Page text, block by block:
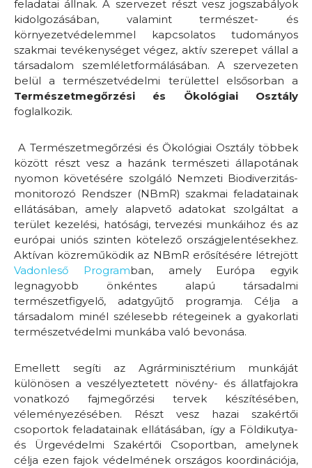
feladatai állnak. A szervezet részt vesz jogszabályok
kidolgozásában, valamint természet- és
környezetvédelemmel kapcsolatos tudományos
szakmai tevékenységet végez, aktív szerepet vállal a
társadalom szemléletformálásában. A szervezeten
belül a természetvédelmi területtel elsősorban a
Természetmegőrzési és Ökológiai Osztály
foglalkozik.
A Természetmegőrzési és Ökológiai Osztály többek
között részt vesz a hazánk természeti állapotának
nyomon követésére szolgáló Nemzeti Biodiverzitás-
monitorozó Rendszer (NBmR) szakmai feladatainak
ellátásában, amely alapvető adatokat szolgáltat a
terület kezelési, hatósági, tervezési munkáihoz és az
európai uniós szinten kötelező országjelentésekhez.
Aktívan közreműködik az NBmR erősítésére létrejött
Vadonleső Programban, amely Európa egyik
legnagyobb önkéntes alapú társadalmi
természetfigyelő, adatgyűjtő programja. Célja a
társadalom minél szélesebb rétegeinek a gyakorlati
természetvédelmi munkába való bevonása.
Emellett segíti az Agrárminisztérium munkáját
különösen a veszélyeztetett növény- és állatfajokra
vonatkozó fajmegőrzési tervek készítésében,
véleményezésében. Részt vesz hazai szakértői
csoportok feladatainak ellátásában, így a Földikutya-
és Ürgevédelmi Szakértői Csoportban, amelynek
célja ezen fajok védelmének országos koordinációja,